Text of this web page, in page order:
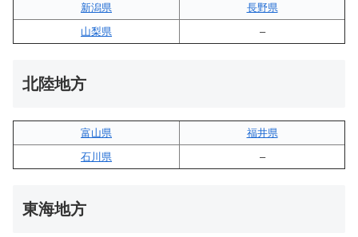
新潟県
長野県
山梨県
–
北陸地方
富山県
福井県
石川県
–
東海地方